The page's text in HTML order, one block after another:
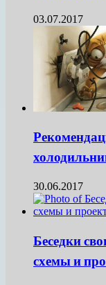
03.07.2017
30.06.2017
Беседки
схемы и